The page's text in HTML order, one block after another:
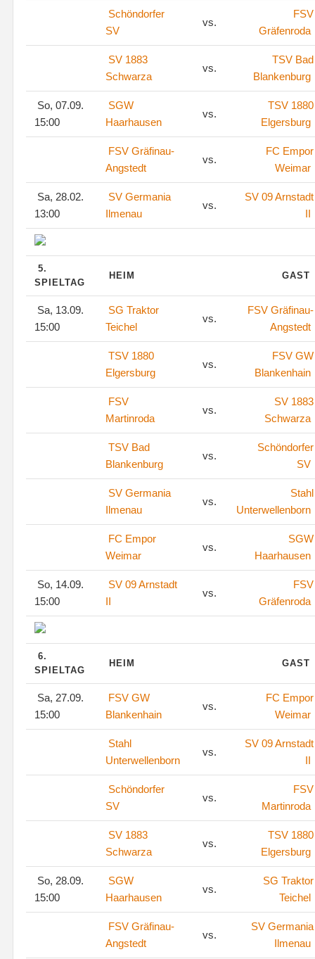
Schöndorfer
SV
vs.
FSV
Gräfenroda
SV 1883
Schwarza
vs.
TSV Bad
Blankenburg
So, 07.09.
15:00
SGW
Haarhausen
vs.
TSV 1880
Elgersburg
FSV Gräfinau-
Angstedt
vs.
FC Empor
Weimar
Sa, 28.02.
13:00
SV Germania
Ilmenau
vs.
SV 09 Arnstadt
II
5.
SPIELTAG
HEIM GAST
Sa, 13.09.
15:00
SG Traktor
Teichel
vs.
FSV Gräfinau-
Angstedt
TSV 1880
Elgersburg
vs.
FSV GW
Blankenhain
FSV
Martinroda
vs.
SV 1883
Schwarza
TSV Bad
Blankenburg
vs.
Schöndorfer
SV
SV Germania
Ilmenau
vs.
Stahl
Unterwellenborn
FC Empor
Weimar
vs.
SGW
Haarhausen
So, 14.09.
15:00
SV 09 Arnstadt
II
vs.
FSV
Gräfenroda
6.
SPIELTAG
HEIM GAST
Sa, 27.09.
15:00
FSV GW
Blankenhain
vs.
FC Empor
Weimar
Stahl
Unterwellenborn
vs.
SV 09 Arnstadt
II
Schöndorfer
SV
vs.
FSV
Martinroda
SV 1883
Schwarza
vs.
TSV 1880
Elgersburg
So, 28.09.
15:00
SGW
Haarhausen
vs.
SG Traktor
Teichel
FSV Gräfinau-
Angstedt
vs.
SV Germania
Ilmenau